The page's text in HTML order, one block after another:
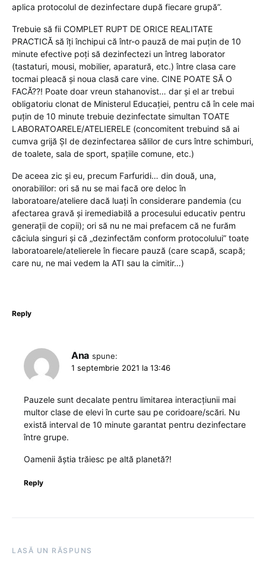
aplica protocolul de dezinfectare după fiecare grupă”.
Trebuie să fii COMPLET RUPT DE ORICE REALITATE
PRACTICĂ să îți închipui că într-o pauză de mai puțin de 10
minute efective poți să dezinfectezi un întreg laborator
(tastaturi, mousi, mobilier, aparatură, etc.) între clasa care
tocmai pleacă și noua clasă care vine. CINE POATE SĂ O
FACĂ??! Poate doar vreun stahanovist… dar și el ar trebui
obligatoriu clonat de Ministerul Educației, pentru că în cele mai
puțin de 10 minute trebuie dezinfectate simultan TOATE
LABORATOARELE/ATELIERELE (concomitent trebuind să ai
cumva grijă ȘI de dezinfectarea sălilor de curs între schimburi,
de toalete, sala de sport, spațiile comune, etc.)
De aceea zic și eu, precum Farfuridi… din două, una,
onorabililor: ori să nu se mai facă ore deloc în
laboratoare/ateliere dacă luați în considerare pandemia (cu
afectarea gravă și iremediabilă a procesului educativ pentru
generații de copii); ori să nu ne mai prefacem că ne furăm
căciula singuri și că „dezinfectăm conform protocolului” toate
laboratoarele/atelierele în fiecare pauză (care scapă, scapă;
care nu, ne mai vedem la ATI sau la cimitir…)
Reply
Ana spune:
1 septembrie 2021 la 13:46
Pauzele sunt decalate pentru limitarea interacțiunii mai
multor clase de elevi în curte sau pe coridoare/scări. Nu
există interval de 10 minute garantat pentru dezinfectare
între grupe.
Oamenii ăștia trăiesc pe altă planetă?!
Reply
LASĂ UN RĂSPUNS